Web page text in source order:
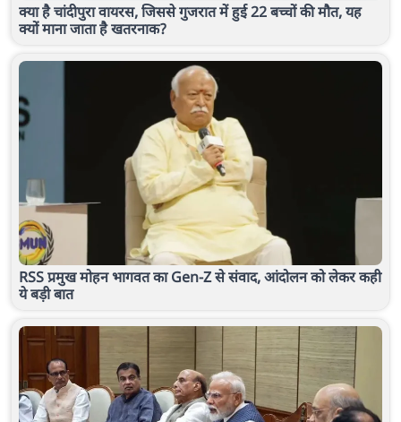
क्या है चांदीपुरा वायरस, जिससे गुजरात में हुई 22 बच्चों की मौत, यह
क्यों माना जाता है खतरनाक?
RSS प्रमुख मोहन भागवत का Gen-Z से संवाद, आंदोलन को लेकर कही
ये बड़ी बात